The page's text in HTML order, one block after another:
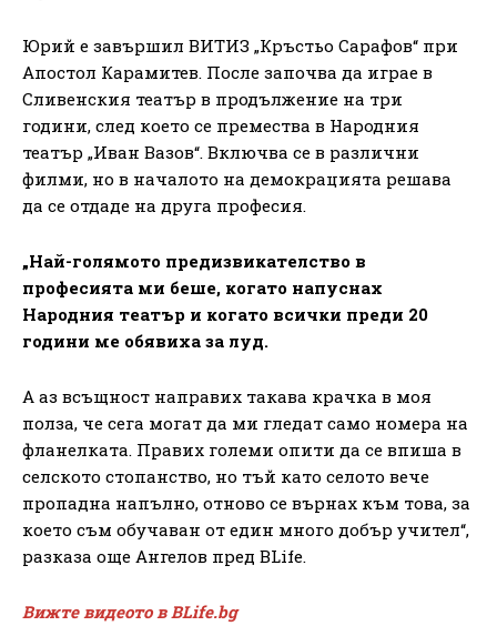
Юрий е завършил ВИТИЗ „Кръстьо Сарафов“ при
Апостол Карамитев. После започва да играе в
Сливенския театър в продължение на три
години, след което се премества в Народния
театър „Иван Вазов“. Включва се в различни
филми, но в началото на демокрацията решава
да се отдаде на друга професия.
„Най-голямото предизвикателство в
професията ми беше, когато напуснах
Народния театър и когато всички преди 20
години ме обявиха за луд.
А аз всъщност направих такава крачка в моя
полза, че сега могат да ми гледат само номера на
фланелката. Правих големи опити да се впиша в
селското стопанство, но тъй като селото вече
пропадна напълно, отново се върнах към това, за
което съм обучаван от един много добър учител“,
разказа още Ангелов пред BLife.
Вижте видеото в BLife.bg